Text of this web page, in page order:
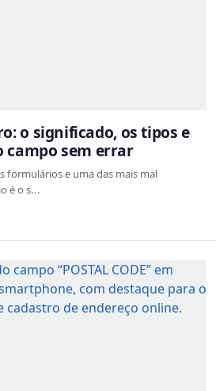
o significado, os tipos e
campo sem errar
formulários e uma das mais mal
é o s...